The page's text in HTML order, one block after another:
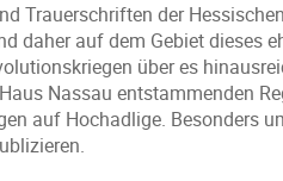
Trauerschriften der
daher auf dem Gebiet dieses
über es
Nassau entstammenden
auf Hochadlige. Besonders